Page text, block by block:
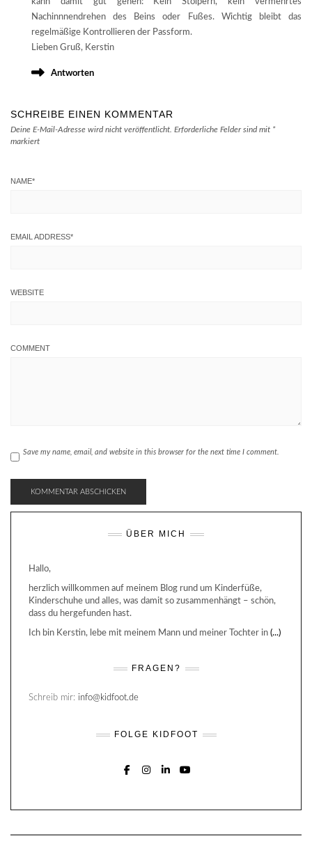
kann damit gut gehen: Kein Stolpern, kein vermehrtes
Nachinnnendrehen des Beins oder Fußes. Wichtig bleibt das
regelmäßige Kontrollieren der Passform.
Lieben Gruß, Kerstin
Antworten
SCHREIBE EINEN KOMMENTAR
Deine E-Mail-Adresse wird nicht veröffentlicht. Erforderliche Felder sind mit *
markiert
NAME*
EMAIL ADDRESS*
WEBSITE
COMMENT
Save my name, email, and website in this browser for the next time I comment.
ÜBER MICH
Hallo,
herzlich willkommen auf meinem Blog rund um Kinderfüße,
Kinderschuhe und alles, was damit so zusammenhängt – schön,
dass du hergefunden hast.
Ich bin Kerstin, lebe mit meinem Mann und meiner Tochter in (...)
FRAGEN?
Schreib mir: info@kidfoot.de
FOLGE KIDFOOT